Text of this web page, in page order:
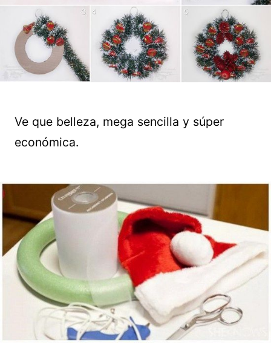
Ve que belleza, mega sencilla y súper
económica.